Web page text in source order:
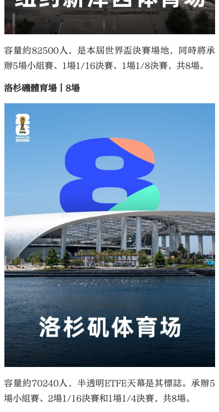
容量約82500人，是本屆世界盃決賽場地，同時將承
辦5場小組賽、1場1/16決賽、1場1/8決賽，共8場。
洛杉磯體育場丨8場
容量約70240人，半透明ETFE天幕是其標誌。承辦5
場小組賽、2場1/16決賽和1場1/4決賽，共8場。